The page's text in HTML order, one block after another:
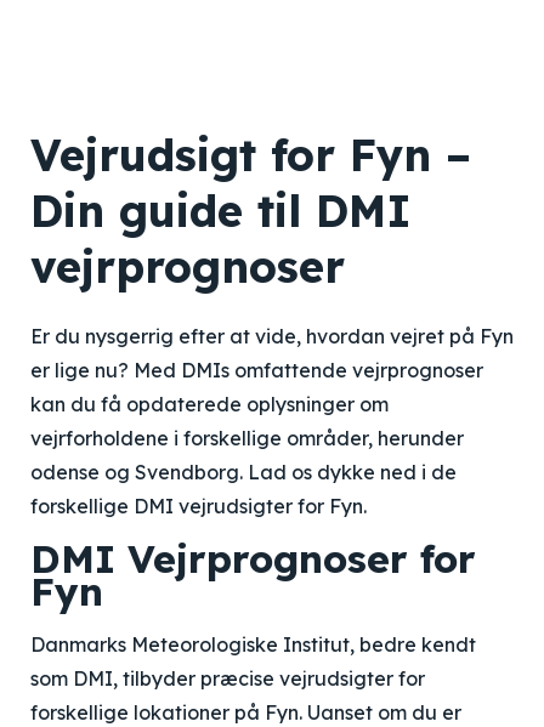
Vejrudsigt for Fyn –
Din guide til DMI
vejrprognoser
Er du nysgerrig efter at vide, hvordan vejret på Fyn
er lige nu? Med DMIs omfattende vejrprognoser
kan du få opdaterede oplysninger om
vejrforholdene i forskellige områder, herunder
odense og Svendborg. Lad os dykke ned i de
forskellige DMI vejrudsigter for Fyn.
DMI Vejrprognoser for
Fyn
Danmarks Meteorologiske Institut, bedre kendt
som DMI, tilbyder præcise vejrudsigter for
forskellige lokationer på Fyn. Uanset om du er